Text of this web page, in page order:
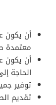
أن يكون
معتمدة
أن يكون
الحاجة
توفير
تقديم